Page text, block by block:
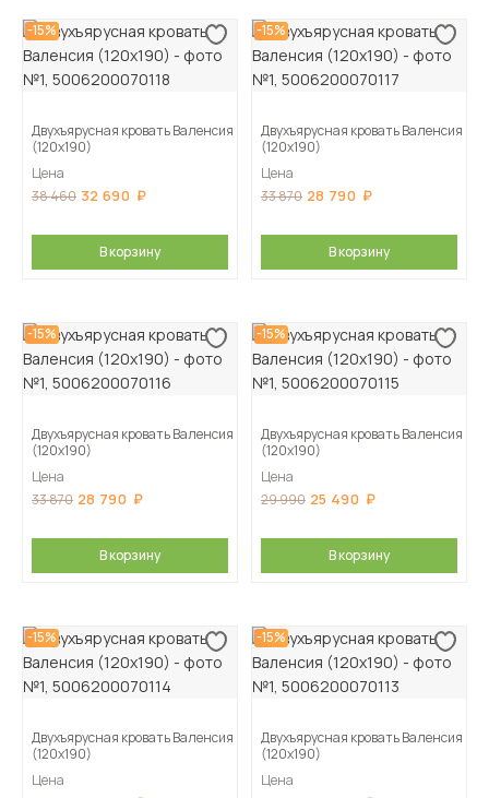
-15%
Двухъярусная кровать Валенсия
(120х190)
Цена
38 460 32 690
В корзину
-15%
Двухъярусная кровать Валенсия
(120х190)
Цена
33 870 28 790
В корзину
-15%
Двухъярусная кровать Валенсия
(120х190)
Цена
33 870 28 790
В корзину
-15%
Двухъярусная кровать Валенсия
(120х190)
Цена
29 990 25 490
В корзину
-15%
Двухъярусная кровать Валенсия
(120х190)
Цена
-15%
Двухъярусная кровать Валенсия
(120х190)
Цена